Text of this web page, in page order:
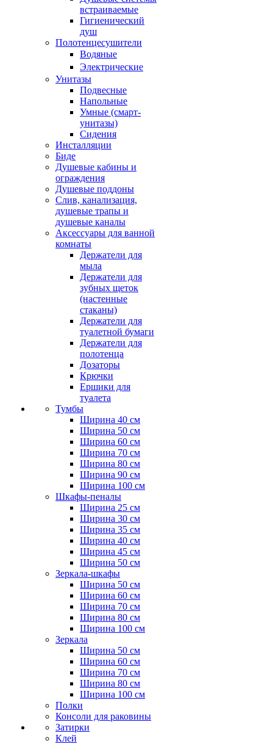
встраиваемые
Гигиенический
душ
Полотенцесушители
ㅤВодяные
ㅤЭлектрические
Унитазы
Подвесные
Напольные
Умные (смарт-
унитазы)
Сидения
Инсталляции
Биде
Душевые кабины и
ограждения
Душевые поддоны
Слив, канализация,
душевые трапы и
душевые каналы
Аксессуары для ванной
комнаты
Держатели для
мыла
Держатели для
зубных щеток
(настенные
стаканы)
Держатели для
туалетной бумаги
Держатели для
полотенца
Дозаторы
Крючки
Ершики для
туалета
Тумбы
Ширина 40 см
Ширина 50 см
Ширина 60 см
Ширина 70 см
Ширина 80 см
Ширина 90 см
Ширина 100 см
Шкафы-пеналы
Ширина 25 см
Ширина 30 см
Ширина 35 см
Ширина 40 см
Ширина 45 см
Ширина 50 см
Зеркала-шкафы
Ширина 50 см
Ширина 60 см
Ширина 70 см
Ширина 80 см
Ширина 100 см
Зеркала
Ширина 50 см
Ширина 60 см
Ширина 70 см
Ширина 80 см
Ширина 100 см
Полки
Консоли для раковины
Затирки
Клей